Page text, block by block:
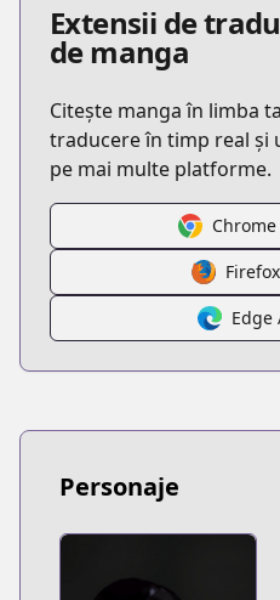
Extensii de
de manga
Citește manga în limba
traducere în timp real
pe mai multe platforme.
Edge
Personaje